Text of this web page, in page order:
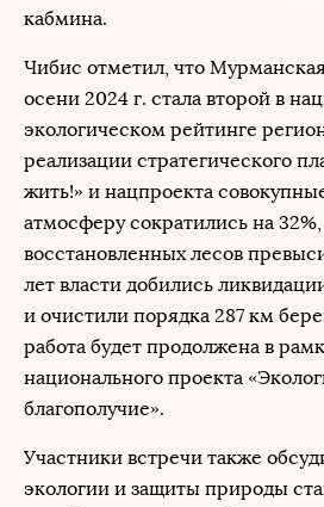
кабмина.
Чибис отметил, что
осени 2024 г. стала второй в
экологическом рейтинге
реализации стратегического
жить!» и нацпроекта
атмосферу сократились на
восстановленных лесов
лет власти добились
и очистили порядка 287 км
работа будет продолжена в
национального проекта
благополучие».
Участники встречи также
экологии и защиты природы